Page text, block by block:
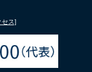
セス]